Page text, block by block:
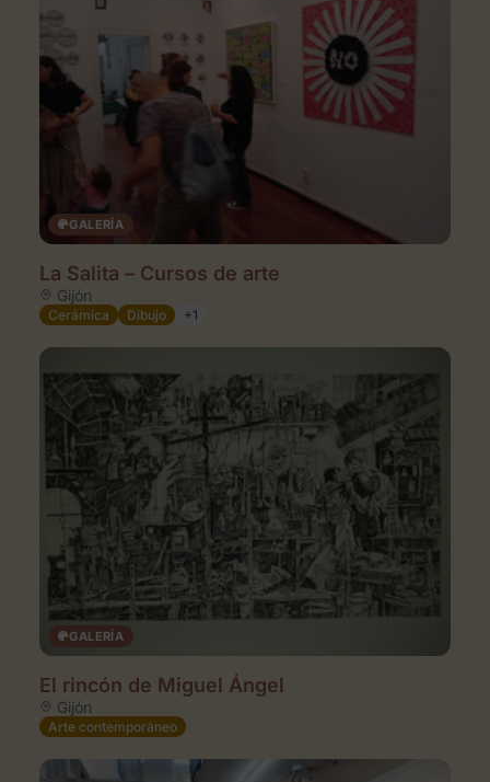
GALERÍA
La Salita – Cursos de arte
Gijón
Cerámica Dibujo +1
GALERÍA
El rincón de Miguel Ángel
Gijón
Arte contemporáneo